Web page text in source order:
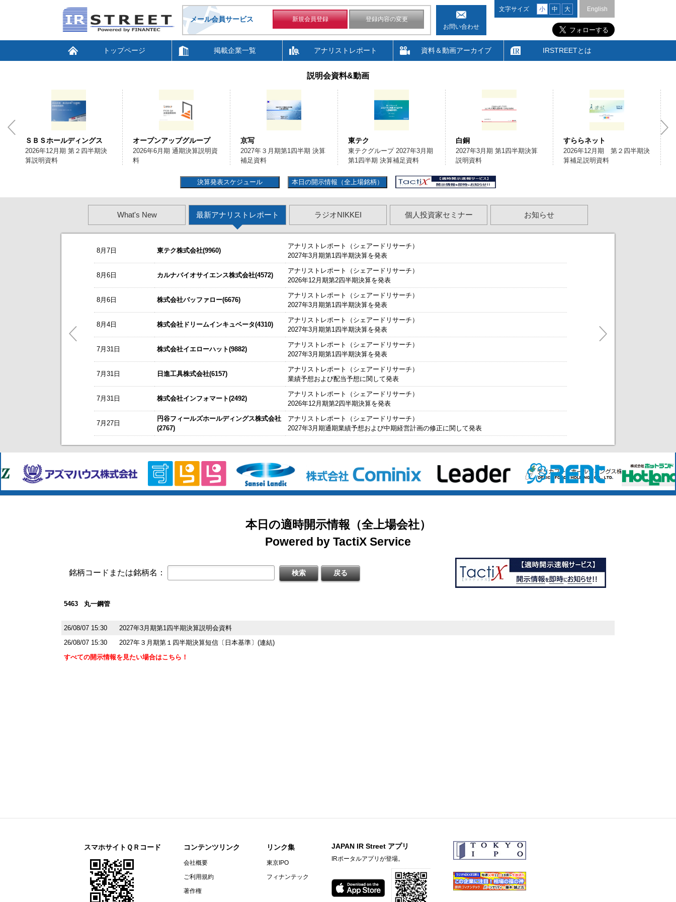
メール会員サービス 新規会員登録
登録内容の変更
お問い合わせ
文字サイズ 小 中 大 English
トップページ 掲載企業一覧 アナリストレポート 資料＆動画アーカイブ IRSTREETとは
説明会資料&動画
ＳＢＳホールディングス
2026年12月期 第２四半期決
算説明資料
オープンアップグループ
2026年6月期 通期決算説明資
料
京写
2027年３月期第1四半期 決算
補足資料
東テク
東テクグループ 2027年3月期
第1四半期 決算補足資料
白銅
2027年3月期 第1四半期決算
説明資料
すららネット
2026年12月期 第２四半期決
算補足説明資料
決算発表スケジュール 本日の開示情報（全上場銘柄）
What's New 最新アナリストレポート ラジオNIKKEI 個人投資家セミナー お知らせ
2026/08/07 NEW
リーダー電子(6867)
今すぐ登録
東テク(9960)
今すぐ登録
アナリストレポート（シェアードリサーチ） ： 2027年3月期第1四半期決算を発表
ＳＢＳホールディングス(2384)
今すぐ登録
2026年12月期 第２四半期決算説明資料
レント(372A)
今すぐ登録
静銀リース株式会社との業務提携に関するお知らせ
「熊本中央センター」 新規開設のお知らせ
自己株式の取得および自己株式立会外買付取引（ToSTNeT-３）による自己株式の買付けの決定に関するお知らせ
コーポレート・ガバナンスに関する報告書 2026/08/07
オープンアップグループ(2154)
今すぐ登録
2026年6月期 通期決算説明資料
京写(6837)
2027年３月期 第１四半期決算短信［日本基準］(連結)
日本精密(7771)
今すぐ登録
令和９年３月期 第１四半期決算短信〔日本基準〕(連結)
クレスコ(4674)
白銅(7637)
今すぐ登録
業績予想および配当予想の修正に関するお知らせ
2027年3月期第1四半期決算短信〔日本基準〕（連結）
2026年12月期第２四半期（中間期）決算短信〔日本基準〕（連結）
（開示事項の経過）株式会社マックビーヒル就労支援機構の株式取得に関するお知らせ
リガク・ホールディングス(268A)
2026年12月期第２四半期（中間期）決算短信〔ＩＦＲＳ〕(連結)
エプコ(2311)
2026年12月期第2四半期決算説明資料
8月7日 東テク株式会社(9960)
アナリストレポート（シェアードリサーチ）
2027年3月期第1四半期決算を発表
8月6日 カルナバイオサイエンス株式会社(4572)
アナリストレポート（シェアードリサーチ）
2026年12月期第2四半期決算を発表
8月6日 株式会社バッファロー(6676)
アナリストレポート（シェアードリサーチ）
2027年3月期第1四半期決算を発表
8月4日 株式会社ドリームインキュベータ(4310)
アナリストレポート（シェアードリサーチ）
2027年3月期第1四半期決算を発表
7月31日 株式会社イエローハット(9882)
アナリストレポート（シェアードリサーチ）
2027年3月期第1四半期決算を発表
7月31日 日進工具株式会社(6157)
アナリストレポート（シェアードリサーチ）
業績予想および配当予想に関して発表
7月31日 株式会社インフォマート(2492)
アナリストレポート（シェアードリサーチ）
2026年12月期第2四半期決算を発表
7月27日
円谷フィールズホールディングス株式会社
(2767)
アナリストレポート（シェアードリサーチ）
2027年3月期通期業績予想および中期経営計画の修正に関して発表
これまで開催した、個人投資家向けIRセミナーやオンラインIRセミナーの内容を動画にてご覧いただけます。
今後のスケジュールにつきましては、こちらよりご確認ください。
お知らせ
8/3 カバー(5253)の掲載を開始いたしました。 今すぐ登録
8/3日本テクノ・ラボ(3849)の掲載を開始いたしました。
5/21 梅の花グループ(7604)の掲載を開始いたしました。 今すぐ登録
【ニュースリリース】「WEB海外IRサービス」提供開始！ ～海外機関投資家とのWEBスモールミーティングをアレンジします！～
【ご提案書】戦略的グローバルＩＲのご提案
新規掲載企業
掲載開始日：8/3
日本テクノ・ラボ（3849：アンビシャス）
掲載開始日：7/1
ゴルフ・ドゥ（3032：ネクスト）
掲載開始日：5/21
梅の花グループ（7604：スタンダード）
本日の適時開示情報（全上場会社）
Powered by TactiX Service
銘柄コードまたは銘柄名：
5463 丸一鋼管
26/08/07 15:30
2027年3月期第1四半期決算説明会資料
26/08/07 15:30
2027年３月期第１四半期決算短信〔日本基準〕(連結)
すべての開示情報を見たい場合はこちら！
スマホサイトＱＲコード コンテンツリンク
会社概要
ご利用規約
著作権
リンク集
東京IPO
フィナンテック
JAPAN IR Street アプリ
IRポータルアプリが登場。